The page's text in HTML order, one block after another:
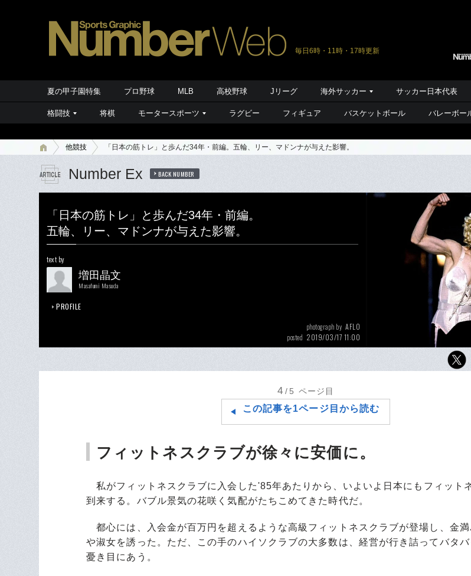
毎日6時・11時・17時更新
夏の甲子園特集 プロ野球 MLB 高校野球 Jリーグ 海外サッカー サッカー日本代表
格闘技 将棋 モータースポーツ ラグビー フィギュア バスケットボール バレーボー
他競技 「日本の筋トレ」と歩んだ34年・前編。五輪、リー、マドンナが与えた影響。
Number Ex BACK NUMBER
「日本の筋トレ」と歩んだ34年・前編。
五輪、リー、マドンナが与えた影響。
text by
増田晶文
Masafumi Masuda
PROFILE
photograph by AFLO
posted 2019/03/17 11:00
マドンナの鍛え上げられた
4 /5 ページ目
この記事を1ページ目から読む
フィットネスクラブが徐々に安価に。
私がフィットネスクラブに入会した'85年あたりから、いよいよ日本にもフィット
到来する。バブル景気の花咲く気配がたちこめてきた時代だ。
都心には、入会金が百万円を超えるような高級フィットネスクラブが登場し、金
や淑女を誘った。ただ、この手のハイソクラブの大多数は、経営が行き詰ってバタ
憂き目にあう。